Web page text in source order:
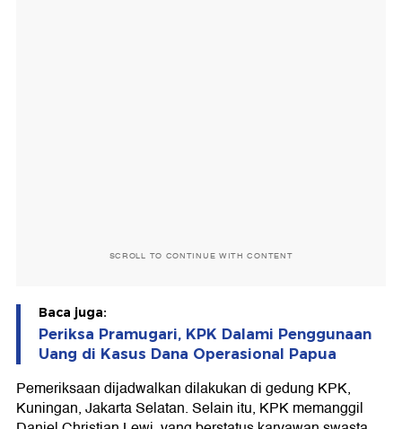
SCROLL TO CONTINUE WITH CONTENT
Baca juga:
Periksa Pramugari, KPK Dalami Penggunaan
Uang di Kasus Dana Operasional Papua
Pemeriksaan dijadwalkan dilakukan di gedung KPK,
Kuningan, Jakarta Selatan. Selain itu, KPK memanggil